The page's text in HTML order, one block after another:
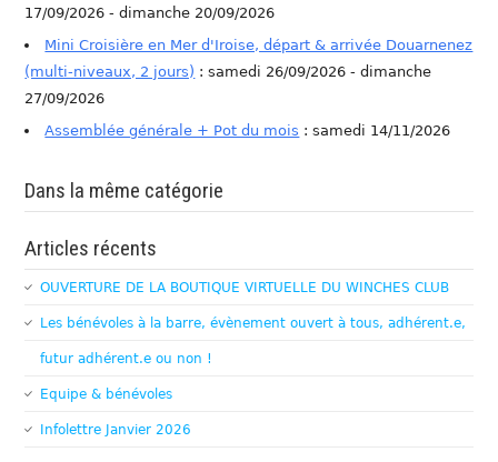
17/09/2026 - dimanche 20/09/2026
Mini Croisière en Mer d'Iroise, départ & arrivée Douarnenez
(multi-niveaux, 2 jours) : samedi 26/09/2026 - dimanche
27/09/2026
Assemblée générale + Pot du mois : samedi 14/11/2026
Dans la même catégorie
Articles récents
OUVERTURE DE LA BOUTIQUE VIRTUELLE DU WINCHES CLUB
Les bénévoles à la barre, évènement ouvert à tous, adhérent.e,
futur adhérent.e ou non !
Equipe & bénévoles
Infolettre Janvier 2026